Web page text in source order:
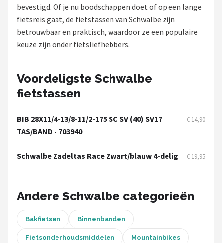
Basil
Volare
AXA
BBB Cycling
Schwalbe
Shimano
Cortina
bevestigd. Of je nu boodschappen doet of op een lange
fietsreis gaat, de fietstassen van Schwalbe zijn
betrouwbaar en praktisch, waardoor ze een populaire
keuze zijn onder fietsliefhebbers.
Voordeligste Schwalbe
fietstassen
BIB 28X11/4-13/8-11/2-175 SC SV (40) SV17
TAS/BAND - 703940
€ 14,90
Schwalbe Zadeltas Race Zwart/blauw 4-delig € 19,95
Andere Schwalbe categorieën
Bakfietsen Binnenbanden
Fietsonderhoudsmiddelen Mountainbikes